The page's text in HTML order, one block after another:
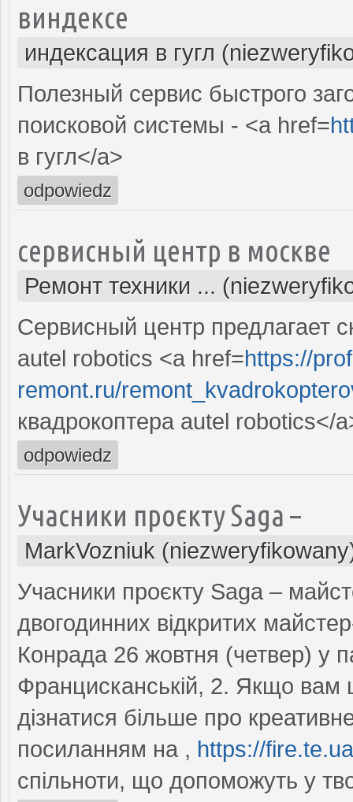
виндексе
индексация в гугл
Полезный сервис быстрого
поисковой системы - <a href=
в гугл</a>
odpowiedz
сервисный центр в москве
Ремонт техники ...
Сервисный центр предлагает
autel robotics <a href=https://
remont.ru/
квадрокоптера autel robotics</
odpowiedz
Учасники проєкту Saga –
MarkVozniuk
Учасники проєкту Saga –
двогодинних відкритих
Конрада 26 жовтня (четвер) у
Францисканській, 2. Якщо вам
дізнатися більше про
посиланням на , https://
спільноти, що допоможуть у